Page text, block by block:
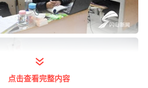
点击查看完整内容